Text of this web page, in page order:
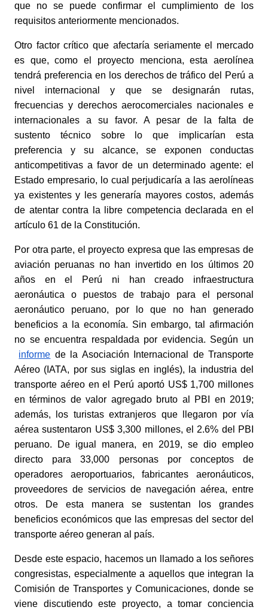
que no se puede confirmar el cumplimiento de los
requisitos anteriormente mencionados.
Otro factor crítico que afectaría seriamente el mercado
es que, como el proyecto menciona, esta aerolínea
tendrá preferencia en los derechos de tráfico del Perú a
nivel internacional y que se designarán rutas,
frecuencias y derechos aerocomerciales nacionales e
internacionales a su favor. A pesar de la falta de
sustento técnico sobre lo que implicarían esta
preferencia y su alcance, se exponen conductas
anticompetitivas a favor de un determinado agente: el
Estado empresario, lo cual perjudicaría a las aerolíneas
ya existentes y les generaría mayores costos, además
de atentar contra la libre competencia declarada en el
artículo 61 de la Constitución.
Por otra parte, el proyecto expresa que las empresas de
aviación peruanas no han invertido en los últimos 20
años en el Perú ni han creado infraestructura
aeronáutica o puestos de trabajo para el personal
aeronáutico peruano, por lo que no han generado
beneficios a la economía. Sin embargo, tal afirmación
no se encuentra respaldada por evidencia. Según un
informe de la Asociación Internacional de Transporte
Aéreo (IATA, por sus siglas en inglés), la industria del
transporte aéreo en el Perú aportó US$ 1,700 millones
en términos de valor agregado bruto al PBI en 2019;
además, los turistas extranjeros que llegaron por vía
aérea sustentaron US$ 3,300 millones, el 2.6% del PBI
peruano. De igual manera, en 2019, se dio empleo
directo para 33,000 personas por conceptos de
operadores aeroportuarios, fabricantes aeronáuticos,
proveedores de servicios de navegación aérea, entre
otros. De esta manera se sustentan los grandes
beneficios económicos que las empresas del sector del
transporte aéreo generan al país.
Desde este espacio, hacemos un llamado a los señores
congresistas, especialmente a aquellos que integran la
Comisión de Transportes y Comunicaciones, donde se
viene discutiendo este proyecto, a tomar conciencia